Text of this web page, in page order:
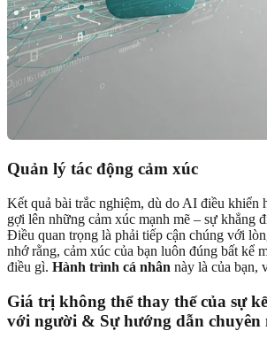
Quản lý tác động cảm xúc
Kết quả bài trắc nghiệm, dù do AI điều khiển
gợi lên những cảm xúc mạnh mẽ – sự khẳng
Điều quan trọng là phải tiếp cận chúng với
nhớ rằng, cảm xúc của bạn luôn đúng bất kể
điều gì. Hành trình cá nhân này là của bạn,
Giá trị không thể thay thế của sự
với người & Sự hướng dẫn chuyên